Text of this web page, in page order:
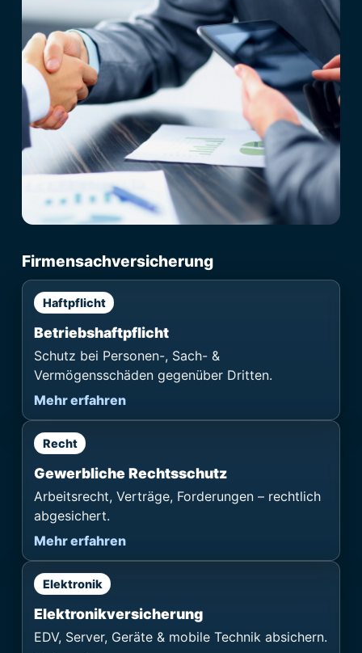
Firmensachversicherung
Haftpflicht
Betriebshaftpflicht
Schutz bei Personen-, Sach- &
Vermögensschäden gegenüber Dritten.
Mehr erfahren
Recht
Gewerbliche Rechtsschutz
Arbeitsrecht, Verträge, Forderungen – rechtlich
abgesichert.
Mehr erfahren
Elektronik
Elektronik­versicherung
EDV, Server, Geräte & mobile Technik absichern.